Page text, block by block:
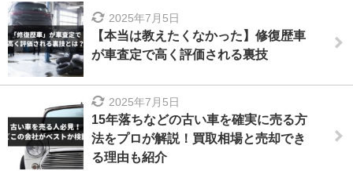
2025年7月5日
【本当は教えたくなかった】修復歴車
が車査定で高く評価される裏技
2025年7月5日
15年落ちなどの古い車を確実に売る方
法をプロが解説！買取相場と売却でき
る理由も紹介